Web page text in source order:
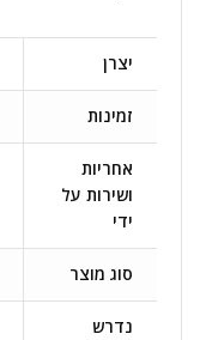
יצרן
זמינות
אחריות
ושירות על
ידי
סוג מוצר
נדרש